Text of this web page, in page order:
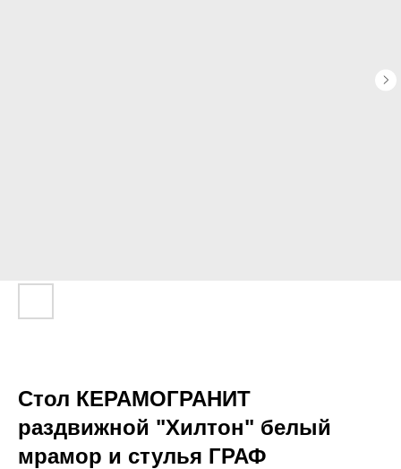
Стол КЕРАМОГРАНИТ
раздвижной "Хилтон" белый
мрамор и стулья ГРАФ